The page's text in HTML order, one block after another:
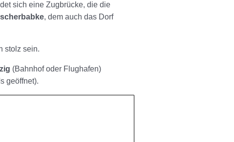
sich eine Zugbrücke, die die
, dem auch das Dorf
stolz sein.
(Bahnhof oder Flughafen)
geöffnet).